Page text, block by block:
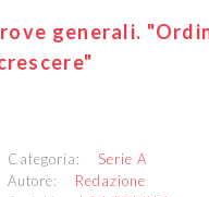
generali.
Categoria: Serie A
Autore: Redazione